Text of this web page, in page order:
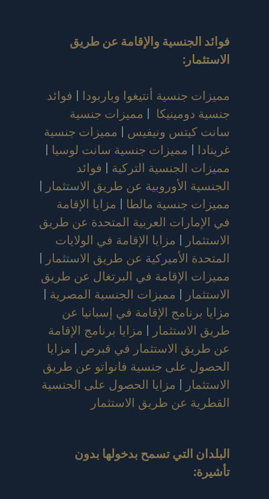
فوائد الجنسية والإقامة عن طريق
الاستثمار:
مميزات جنسية أنتيغوا وباربودا | فوائد
جنسية دومينيكا | مميزات جنسية
سانت كيتس ونيفيس | مميزات جنسية
غرينادا | مميزات جنسية سانت لوسيا |
مميزات الجنسية التركية | فوائد
الجنسية الأوروبية عن طريق الاستثمار |
مميزات جنسية مالطا | مزايا الإقامة
في الإمارات العربية المتحدة عن طريق
الاستثمار | مزايا الإقامة في الولايات
المتحدة الأميركية عن طريق الاستثمار |
مميزات الإقامة في البرتغال عن طريق
الاستثمار | مميزات الجنسية المصرية |
مزايا برنامج الإقامة في إسبانيا عن
طريق الاستثمار | مزايا برنامج الإقامة
عن طريق الاستثمار في قبرص | مزايا
الحصول على جنسية فانواتو عن طريق
الاستثمار | مزايا الحصول على الجنسية
القطرية عن طريق الاستثمار
البلدان التي تسمح بدخولها بدون
تأشيرة: